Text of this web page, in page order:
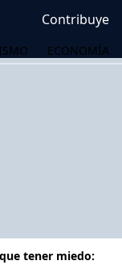
Contribuye
ECONOMÍA
tener miedo: